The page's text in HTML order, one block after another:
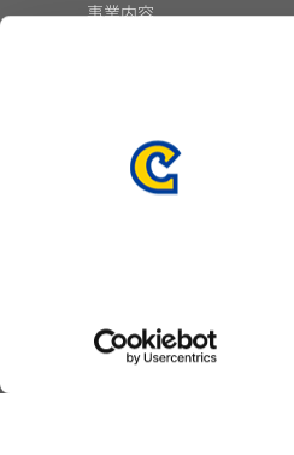
事業内容
プレスリリース
サイトマップ